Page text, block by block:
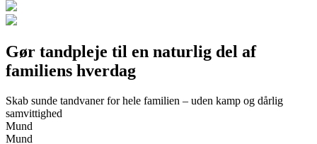
Gør tandpleje til en naturlig del af
familiens hverdag
Skab sunde tandvaner for hele familien – uden kamp og dårlig
samvittighed
Mund
Mund